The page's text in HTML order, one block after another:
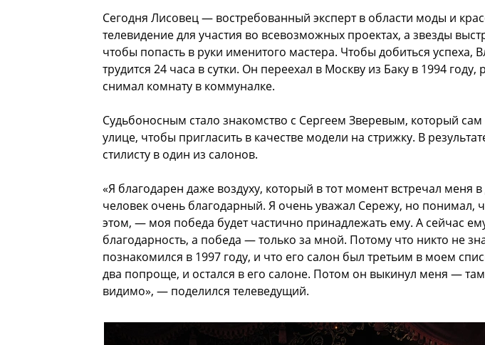
Сегодня Лисовец — востребованный эксперт в области моды и
телевидение для участия во всевозможных проектах, а звезды
чтобы попасть в руки именитого мастера. Чтобы добиться успеха,
трудится 24 часа в сутки. Он переехал в Москву из Баку в 1994
снимал комнату в коммуналке.
Судьбоносным стало знакомство с Сергеем Зверевым, который
улице, чтобы пригласить в качестве модели на стрижку. В
стилисту в один из салонов.
«Я благодарен даже воздуху, который в тот момент встречал
человек очень благодарный. Я очень уважал Сережу, но понимал,
этом, — моя победа будет частично принадлежать ему. А сейчас
благодарность, а победа — только за мной. Потому что никто не
познакомился в 1997 году, и что его салон был третьим в моем
два попроще, и остался в его салоне. Потом он выкинул меня — там
видимо», — поделился телеведущий.